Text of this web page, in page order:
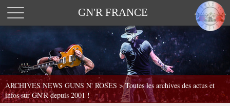
GN'R FRANCE
ARCHIVES NEWS GUNS N' ROSES >Toutes les archives des actus et
infos sur GN'R depuis 2001 !